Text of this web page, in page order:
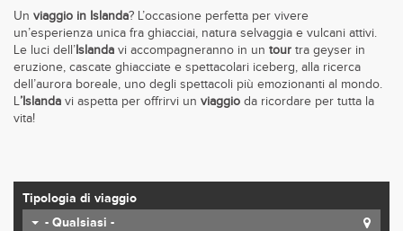
Un viaggio in Islanda? L’occasione perfetta per vivere
un’esperienza unica fra ghiacciai, natura selvaggia e vulcani attivi.
Le luci dell’ Islanda vi accompagneranno in un tour tra geyser in
eruzione, cascate ghiacciate e spettacolari iceberg, alla ricerca
dell’aurora boreale, uno degli spettacoli più emozionanti al mondo.
L’Islanda vi aspetta per offrirvi un viaggio da ricordare per tutta la
vita!
Tipologia di viaggio
- Qualsiasi -